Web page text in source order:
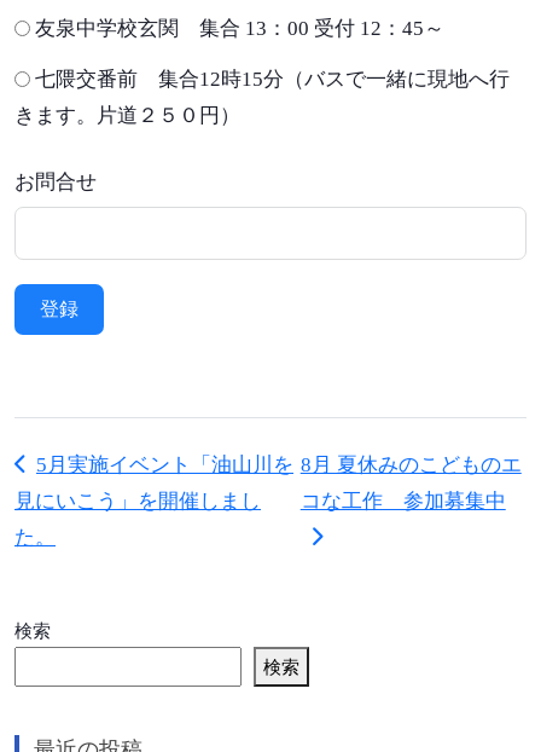
友泉中学校玄関 集合 13：00 受付 12：45～
七隈交番前 集合12時15分（バスで一緒に現地へ行
きます。片道２５０円）
お問合せ
登録
5月実施イベント「油山川を
見にいこう」を開催しまし
た。
8月 夏休みのこどものエ
コな工作 参加募集中
検索
検索